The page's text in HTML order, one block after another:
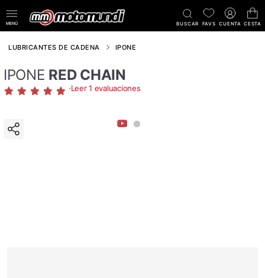
MENÚ BUSCAR FAVS CUENTA CESTA
LUBRICANTES DE CADENA IPONE
IPONE RED CHAIN
·Leer 1 evaluaciones